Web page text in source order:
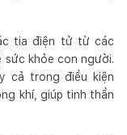
tia điện tử từ các
khỏe con người.
cả trong điều kiện
khí, giúp tinh thần